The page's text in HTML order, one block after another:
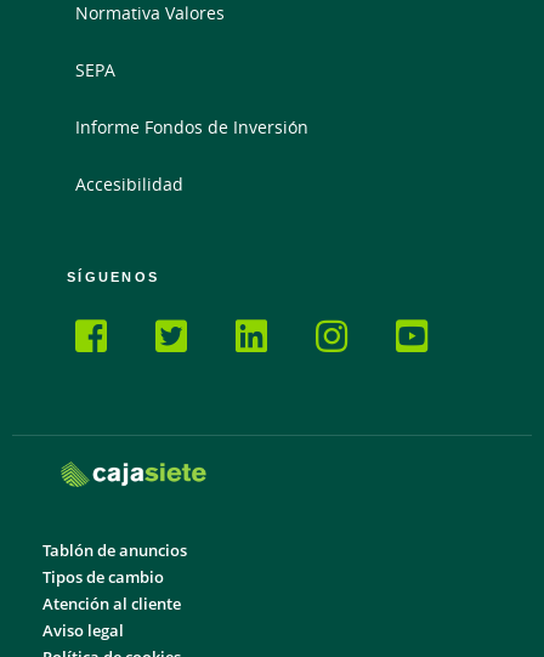
Normativa Valores
SEPA
Informe Fondos de Inversión
Accesibilidad
SÍGUENOS
Tablón de anuncios
Tipos de cambio
Atención al cliente
Aviso legal